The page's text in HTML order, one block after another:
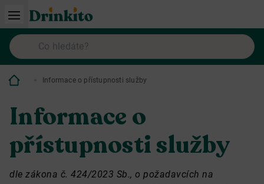
Informace o přístupnosti služby
Informace o
přístupnosti služby
dle zákona č. 424/2023 Sb., o požadavcích na